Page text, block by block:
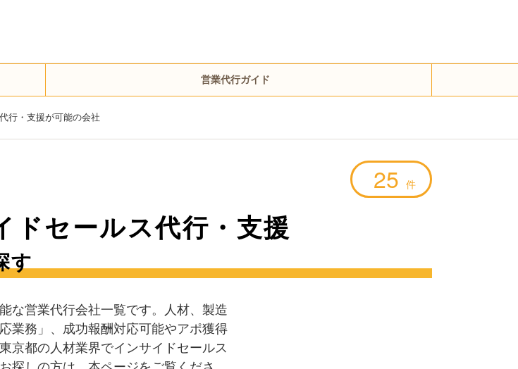
営業代行ガイド
行・支援が可能の会社
25 件
ドセールス代行・支援
す
な営業代行会社一覧です。人材、製造
業務」、成功報酬対応可能やアポ獲得
京都の人材業界でインサイドセールス